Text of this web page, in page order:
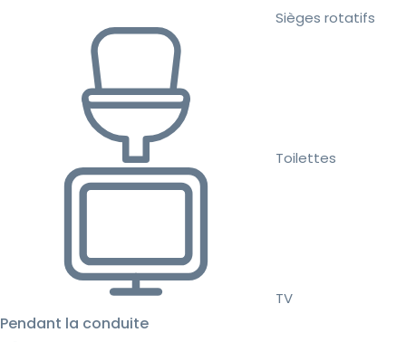
Sièges rotatifs
Toilettes
TV
Pendant la conduite